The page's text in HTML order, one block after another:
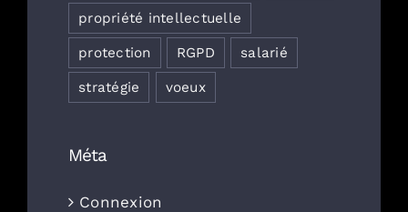
propriété intellectuelle
protection RGPD salarié
stratégie voeux
Méta
Connexion